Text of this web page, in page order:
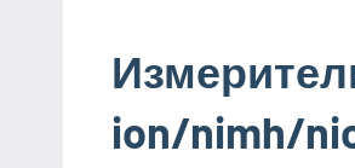
ion/nimh/